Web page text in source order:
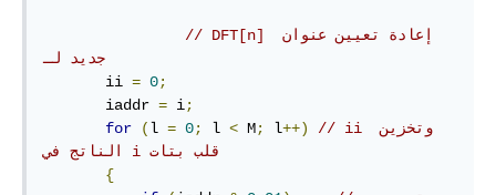
// DFT[n] إعادة تعيين عنوان
جديد لـ
       ii
= 0;
       iaddr
= i;
for
(l = 0; l < M; l++)
// ii وتخزين
الناتج في i قلب بتات
{